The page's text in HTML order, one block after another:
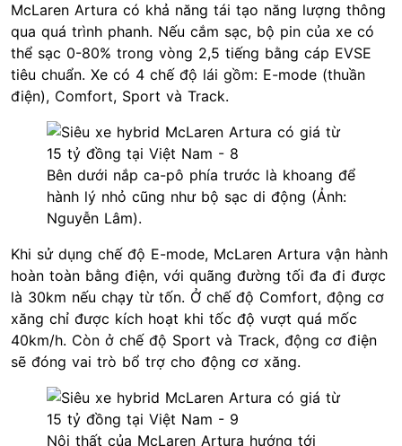
McLaren Artura có khả năng tái tạo năng lượng thông
qua quá trình phanh. Nếu cắm sạc, bộ pin của xe có
thể sạc 0-80% trong vòng 2,5 tiếng bằng cáp EVSE
tiêu chuẩn. Xe có 4 chế độ lái gồm: E-mode (thuần
điện), Comfort, Sport và Track.
Bên dưới nắp ca-pô phía trước là khoang để
hành lý nhỏ cũng như bộ sạc di động (Ảnh:
Nguyễn Lâm).
Khi sử dụng chế độ E-mode, McLaren Artura vận hành
hoàn toàn bằng điện, với quãng đường tối đa đi được
là 30km nếu chạy từ tốn. Ở chế độ Comfort, động cơ
xăng chỉ được kích hoạt khi tốc độ vượt quá mốc
40km/h. Còn ở chế độ Sport và Track, động cơ điện
sẽ đóng vai trò bổ trợ cho động cơ xăng.
Nội thất của McLaren Artura hướng tới